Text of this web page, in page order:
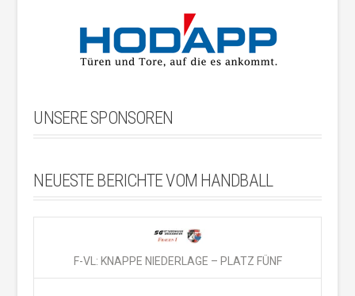
UNSERE SPONSOREN
NEUESTE BERICHTE VOM HANDBALL
F-VL: KNAPPE NIEDERLAGE – PLATZ FÜNF